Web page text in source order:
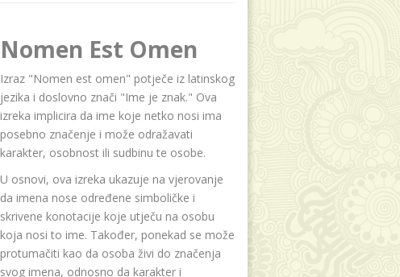
Nomen Est Omen
Izraz "Nomen est omen" potječe iz latinskog
jezika i doslovno znači "Ime je znak." Ova
izreka implicira da ime koje netko nosi ima
posebno značenje i može odražavati
karakter, osobnost ili sudbinu te osobe.
U osnovi, ova izreka ukazuje na vjerovanje
da imena nose određene simboličke i
skrivene konotacije koje utječu na osobu
koja nosi to ime. Također, ponekad se može
protumačiti kao da osoba živi do značenja
svog imena, odnosno da karakter i